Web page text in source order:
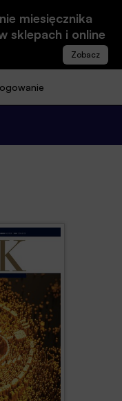
miesięcznika
sklepach i online